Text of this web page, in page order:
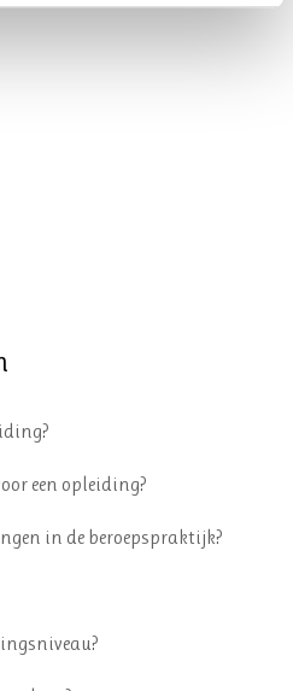
een opleiding?
in de beroepspraktijk?